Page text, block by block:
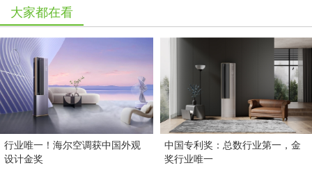
大家都在看
行业唯一！海尔空调获中国外观
设计金奖
中国专利奖：总数行业第一，金
奖行业唯一